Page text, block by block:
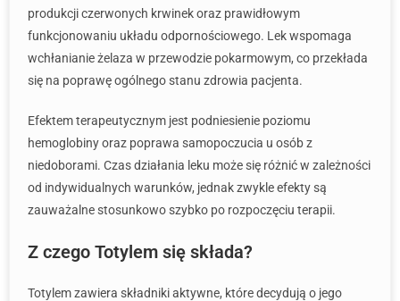
produkcji czerwonych krwinek oraz prawidłowym
funkcjonowaniu układu odpornościowego. Lek wspomaga
wchłanianie żelaza w przewodzie pokarmowym, co przekłada
się na poprawę ogólnego stanu zdrowia pacjenta.
Efektem terapeutycznym jest podniesienie poziomu
hemoglobiny oraz poprawa samopoczucia u osób z
niedoborami. Czas działania leku może się różnić w zależności
od indywidualnych warunków, jednak zwykle efekty są
zauważalne stosunkowo szybko po rozpoczęciu terapii.
Z czego Totylem się składa?
Totylem zawiera składniki aktywne, które decydują o jego